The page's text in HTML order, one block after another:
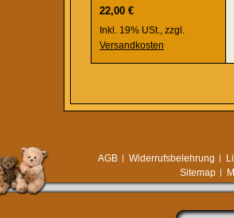
22,00 €
Inkl. 19% USt., zzgl.
Versandkosten
AGB Widerrufsbelehrung
Sitemap